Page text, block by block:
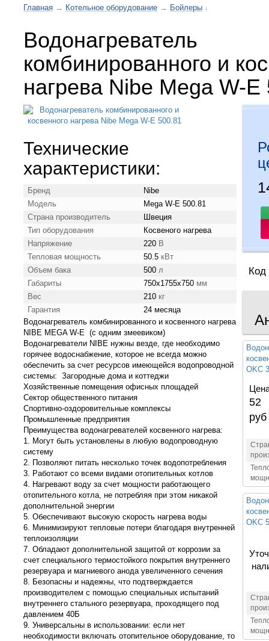
Главная → Котельное оборудование → Бойлеры ↓
Водонагреватель
комбинированного и
нагрева Nibe Mega W-E
Технические
характеристики:
Бренд
Nibe
Модель
Mega W-E 500.81
Страна производитель
Швеция
Тип оборудования
Косвеного нагрева
Напряжение
220 В
Тепловая мощность
50.5 кВт
Объем бака
500 л
Габариты
750x1755x750 мм
Вес
210 кг
Гарантия
24 месяца
Водонагреватель комбинированного и косвенного нагрева
NIBE MEGA W-E (с одним змеевиком)
Водонагреватели NIBE нужны везде, где необходимо
горячее водоснабжение, которое не всегда можно
обеспечить за счет ресурсов имеющейся водопроводной
системы: Загородные дома и коттеджи
Хозяйственные помещения офисных площадей
Сектор общественного питания
Спортивно-оздоровительные комплексы
Промышленные предприятия
Преимущества водонагревателей косвенного нагрева:
1. Могут быть установлены в любую водопроводную
систему
2. Позволяют питать несколько точек водопотребления
3. Работают со всеми видами отопительных котлов
4. Нагревают воду за счет мощности работающего
отопительного котла, не потребляя при этом никакой
дополнительной энергии
5. Обеспечивают высокую скорость нагрева воды
6. Минимизируют тепловые потери благодаря внутренней
теплоизоляции
7. Обладают дополнительной защитой от коррозии за
счет специального термостойкого покрытия внутреннего
резервуара и магниевого анода увеличенного сечения
8. Безопасны и надежны, что подтверждается
производителем с помощью специальных испытаний
внутреннего стального резервуара, проходящего под
давлением 40Б
9. Универсальны в использовании: если нет
необходимости включать отопительное оборудование, то
Код
OKC
52
руб
OKC